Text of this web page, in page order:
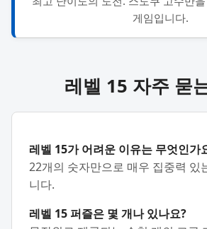
게임입니다.
레벨 15 자주 묻
레벨 15가 어려운 이유는 무엇인가
22개의 숫자만으로 매우 집중력 있
니다.
레벨 15 퍼즐은 몇 개나 있나요?